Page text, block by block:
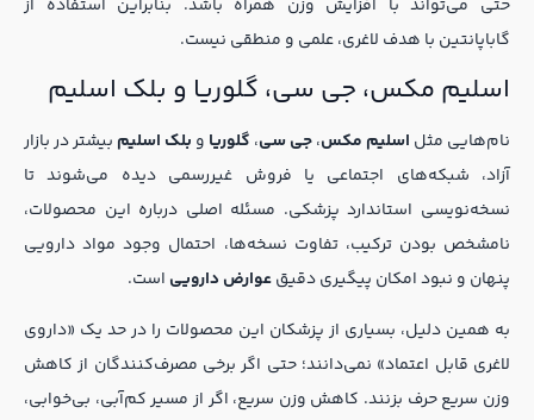
حتی می‌تواند با افزایش وزن همراه باشد. بنابراین استفاده از
گاباپانتین با هدف لاغری، علمی و منطقی نیست.
اسلیم مکس، جی سی، گلوریا و بلک اسلیم
نام‌هایی مثلاسلیم مکس،جی سی،گلوریاو بلک اسلیمبیشتر در بازار
آزاد، شبکه‌های اجتماعی یا فروش غیررسمی دیده می‌شوند تا
نسخه‌نویسی استاندارد پزشکی. مسئله اصلی درباره این محصولات،
نامشخص بودن ترکیب، تفاوت نسخه‌ها، احتمال وجود مواد دارویی
پنهان و نبود امکان پیگیری دقیقعوارض داروییاست.
به همین دلیل، بسیاری از پزشکان این محصولات را در حد یک «داروی
لاغری قابل اعتماد» نمی‌دانند؛ حتی اگر برخی مصرف‌کنندگان از کاهش
وزن سریع حرف بزنند. کاهش وزن سریع، اگر از مسیر کم‌آبی، بی‌خوابی،